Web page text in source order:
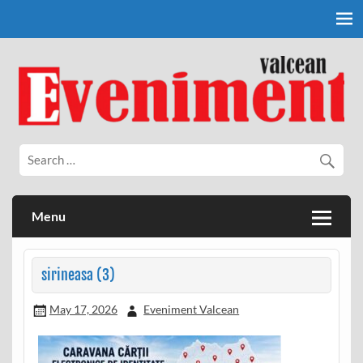
Eveniment Valcean
Menu
sirineasa (3)
May 17, 2026 Eveniment Valcean